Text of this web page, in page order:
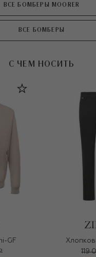
ВСЕ БОМБЕРЫ MOORER
ВСЕ БОМБЕРЫ
С ЧЕМ НОСИТЬ
GF
119